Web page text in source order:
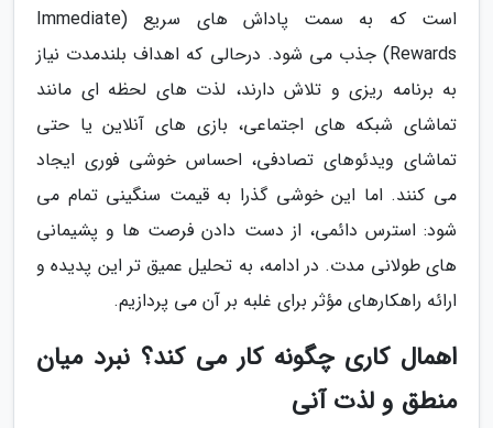
است که به سمت پاداش های سریع (Immediate
Rewards) جذب می شود. درحالی که اهداف بلندمدت نیاز
به برنامه ریزی و تلاش دارند، لذت های لحظه ای مانند
تماشای شبکه های اجتماعی، بازی های آنلاین یا حتی
تماشای ویدئوهای تصادفی، احساس خوشی فوری ایجاد
می کنند. اما این خوشی گذرا به قیمت سنگینی تمام می
شود: استرس دائمی، از دست دادن فرصت ها و پشیمانی
های طولانی مدت. در ادامه، به تحلیل عمیق تر این پدیده و
ارائه راهکارهای مؤثر برای غلبه بر آن می پردازیم.
اهمال کاری چگونه کار می کند؟ نبرد میان
منطق و لذت آنی